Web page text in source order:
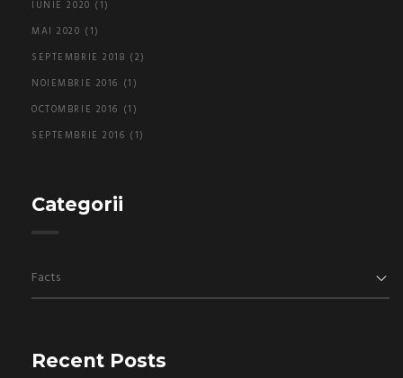
IUNIE 2020 (1)
MAI 2020 (1)
SEPTEMBRIE 2018 (2)
NOIEMBRIE 2016 (1)
OCTOMBRIE 2016 (1)
SEPTEMBRIE 2016 (1)
Categorii
Recent Posts